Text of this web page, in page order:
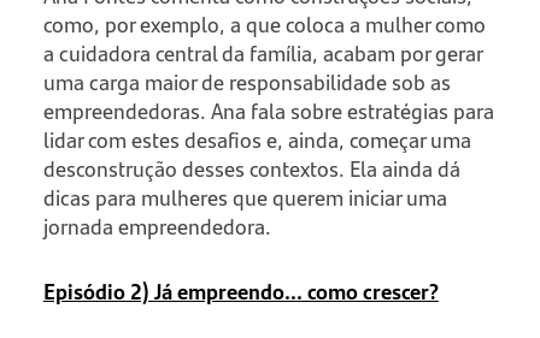
como, por exemplo, a que coloca a mulher como
a cuidadora central da família, acabam por gerar
uma carga maior de responsabilidade sob as
empreendedoras. Ana fala sobre estratégias para
lidar com estes desafios e, ainda, começar uma
desconstrução desses contextos. Ela ainda dá
dicas para mulheres que querem iniciar uma
jornada empreendedora.
Episódio 2) Já empreendo... como crescer?